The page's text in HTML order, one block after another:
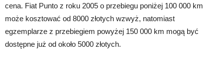
cena. Fiat Punto z roku 2005 o przebiegu poniżej 100 000 km
może kosztować od 8000 złotych wzwyż, natomiast
egzemplarze z przebiegiem powyżej 150 000 km mogą być
dostępne już od około 5000 złotych.